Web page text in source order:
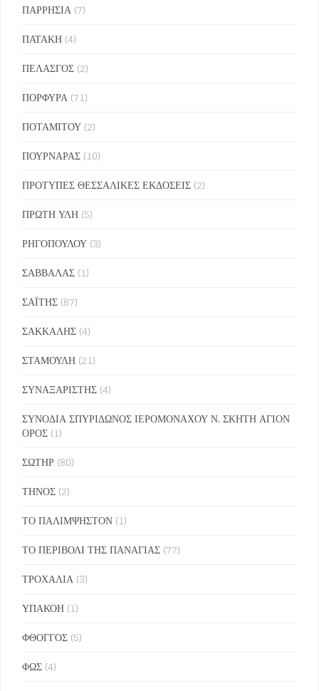
ΠΑΡΡΗΣΙΑ (7)
ΠΑΤΑΚΗ (4)
ΠΕΛΑΣΓΟΣ (2)
ΠΟΡΦΥΡΑ (71)
ΠΟΤΑΜΙΤΟΥ (2)
ΠΟΥΡΝΑΡΑΣ (10)
ΠΡΟΤΥΠΕΣ ΘΕΣΣΑΛΙΚΕΣ ΕΚΔΟΣΕΙΣ (2)
ΠΡΩΤΗ ΥΛΗ (5)
ΡΗΓΟΠΟΥΛΟΥ (3)
ΣΑΒΒΑΛΑΣ (1)
ΣΑΪΤΗΣ (87)
ΣΑΚΚΑΛΗΣ (4)
ΣΤΑΜΟΥΛΗ (21)
ΣΥΝΑΞΑΡΙΣΤΗΣ (4)
ΣΥΝΟΔΙΑ ΣΠΥΡΙΔΩΝΟΣ ΙΕΡΟΜΟΝΑΧΟΥ Ν. ΣΚΗΤΗ ΑΓΙΟΝ
ΟΡΟΣ (1)
ΣΩΤΗΡ (80)
ΤΗΝΟΣ (2)
ΤΟ ΠΑΛΙΜΨΗΣΤΟΝ (1)
ΤΟ ΠΕΡΙΒΟΛΙ ΤΗΣ ΠΑΝΑΓΙΑΣ (77)
ΤΡΟΧΑΛΙΑ (3)
ΥΠΑΚΟΗ (1)
ΦΘΟΓΓΟΣ (5)
ΦΩΣ (4)